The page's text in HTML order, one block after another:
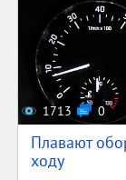
1713 0
Плавают
ходу